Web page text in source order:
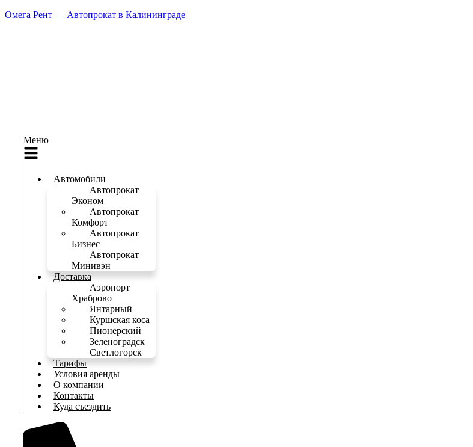
Омега Рент — Автопрокат в Калининграде
Меню
Автомобили
Автопрокат
Эконом
Автопрокат
Комфорт
Автопрокат
Бизнес
Автопрокат
Минивэн
Доставка
Аэропорт
Храброво
Янтарный
Куршская коса
Пионерский
Зеленоградск
Светлогорск
Тарифы
Условия аренды
О компании
Контакты
Куда съездить